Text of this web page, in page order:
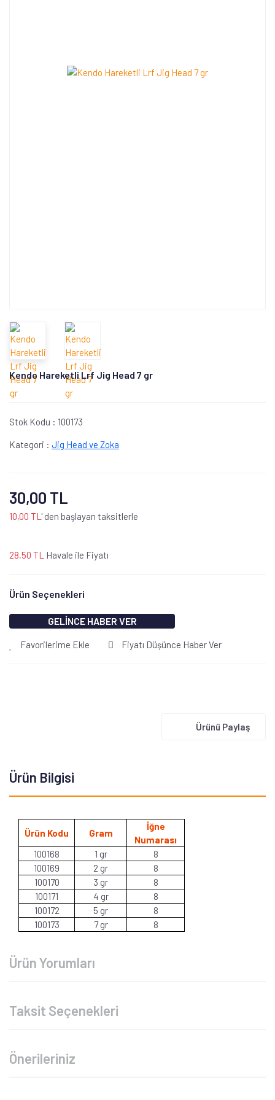
Kendo Hareketli Lrf Jig Head 7 gr
Stok Kodu : 100173
Kategori : Jig Head ve Zoka
30,00 TL
10,00 TL ' den başlayan taksitlerle
28,50 TL Havale ile Fiyatı
Ürün Seçenekleri
GELİNCE HABER VER
Favorilerime Ekle Fiyatı Düşünce Haber Ver
Ürünü Paylaş
Ürün Bilgisi
Ürün Kodu Gram
İğne
Numarası
100168
1 gr
8
100169
2 gr
8
100170
3 gr
8
100171
4 gr
8
100172
5 gr
8
100173
7 gr 8
Ürün Yorumları
Taksit Seçenekleri
Önerileriniz